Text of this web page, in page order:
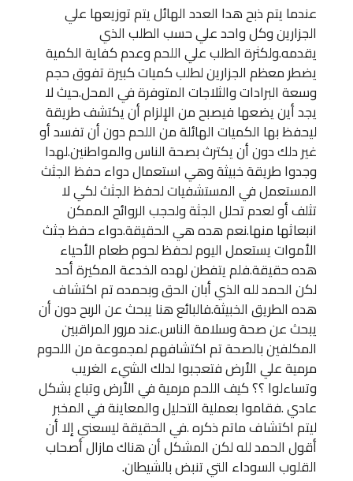
عندما يتم ذبح هدا العدد الهائل يتم توزيعها علي
الجزارين وكل واحد علي حسب الطلب الذي
يقدمه.ولكثرة الطلب علي اللحم وعدم كفاية الكمية
يضطر معظم الجزارين لطلب كميات كبيرة تفوق حجم
وسعة البرادات والثلاجات المتوفرة في المحل.حيث لا
يجد أين يضعها فيصبح من الإلزام أن يكتشف طريقة
ليحفظ بها الكميات الهائلة من اللحم دون أن تفسد أو
غير دلك دون أن يكترث بصحة الناس والمواطنين.لهدا
وجدوا طريقة خبيثة وهي استعمال دواء حفظ الجثث
المستعمل في المستشفيات لحفظ الجثث لكي لا
تثلف أو لعدم تحلل الجثة ولحجب الروائح الممكن
انبعاثها منها.نعم هده هي الحقيقة.دواء حفظ جثث
الأموات يستعمل اليوم لحفظ لحوم طعام الأحياء
هده حقيقة.فلم يتفطن لهده الخدعة المكيرة أحد
لكن الحمد لله الذي أبان الحق وبحمده تم اكتشاف
هده الطريق الخبيثة.فالبائع هنا يبحث عن الربح دون أن
يبحث عن صحة وسلامة الناس.عند مرور المراقبين
المكلفين بالصحة تم اكتشافهم لمجموعة من اللحوم
مرمية علي الأرض فتعجبوا لدلك الشيء الغريب
وتساءلوا ؟؟ كيف اللحم مرمية في الأرض وتباع بشكل
عادي .فقاموا بعملية التحليل والمعاينة في المخبر
ليتم اكتشاف ماتم ذكره .في الحقيقة ليسعني إلا أن
أقول الحمد لله لكن المشكل أن هناك مازال أصحاب
القلوب السوداء التي تنبض بالشيطان.